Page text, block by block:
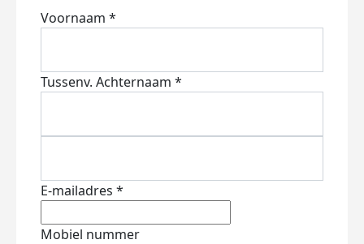
Voornaam *
Tussenv. Achternaam *
E-mailadres *
Mobiel nummer